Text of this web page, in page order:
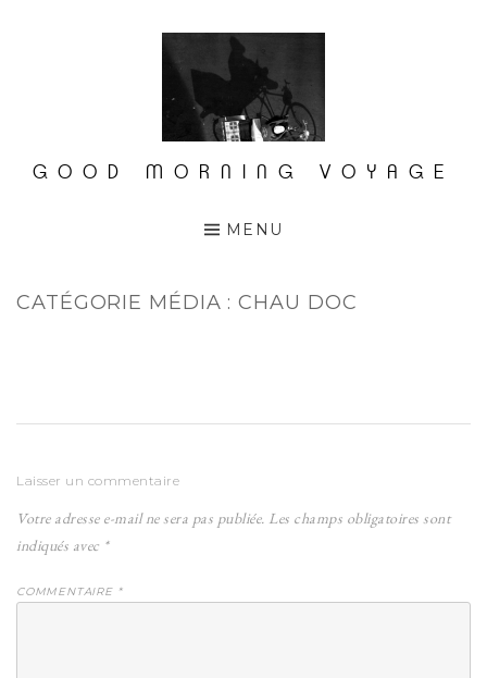
GOOD MORNING VOYAGE
MENU
CATÉGORIE MÉDIA :CHAU DOC
Laisser un commentaire
Votre adresse e-mail ne sera pas publiée. Les champs obligatoires sont
indiqués avec *
COMMENTAIRE *